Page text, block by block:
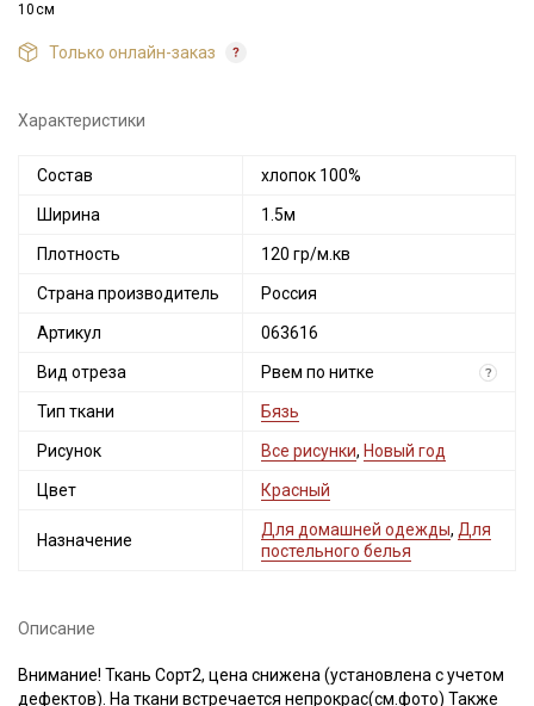
10см
Только онлайн-заказ
Характеристики
Состав хлопок 100%
Ширина 1.5м
Плотность 120 гр/м.кв
Страна производитель Россия
Артикул 063616
Вид отреза Рвем по нитке ?
Тип ткани Бязь
Рисунок Все рисунки, Новый год
Цвет Красный
Назначение
Для домашней одежды, Для
постельного белья
Описание
Внимание! Ткань Сорт2, цена снижена (установлена с учетом
дефектов). На ткани встречается непрокрас(см.фото) Также